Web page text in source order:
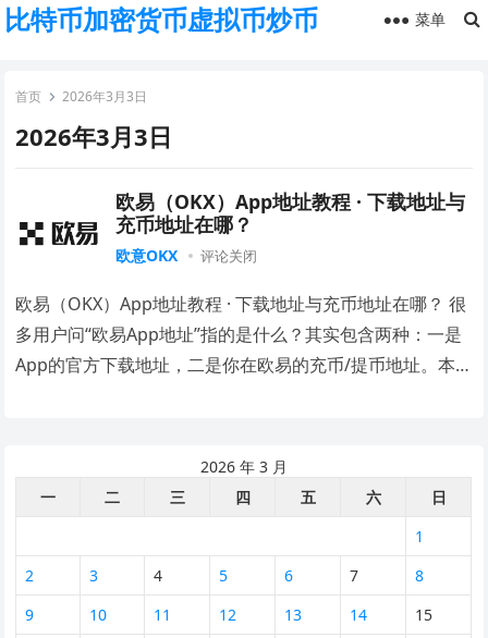
比特币加密货币虚拟币炒币 菜单
首页 2026年3月3日
2026年3月3日
欧易（OKX）App地址教程 · 下载地址与
充币地址在哪？
欧意OKX 评论关闭
欧易（OKX）App地址教程 · 下载地址与充币地址在哪？ 很
多用户问“欧易App地址”指的是什么？其实包含两种：一是
App的官方下载地址，二是你在欧易的充币/提币地址。本
2026 年 3 月
一
二 三 四 五 六
日
1
2
3 4 5 6 7
8
9
10 11 12 13 14
15